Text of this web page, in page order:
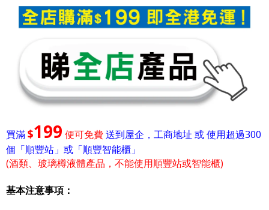
買滿$199 便可免費送到屋企，工商地址 或 使用超過300
個「順豐站」或「順豐智能櫃」
(酒類、玻璃樽液體產品，不能使用順豐站或智能櫃)
基本注意事項：